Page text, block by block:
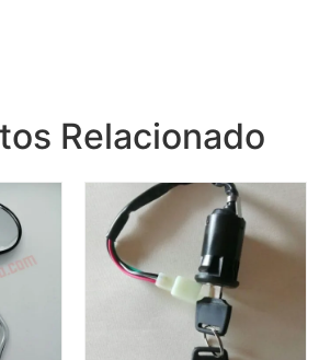
Relacionado